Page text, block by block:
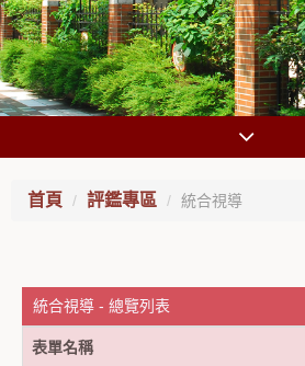
首頁 評鑑專區 統合視導
統合視導 - 總覽列表
表單名稱